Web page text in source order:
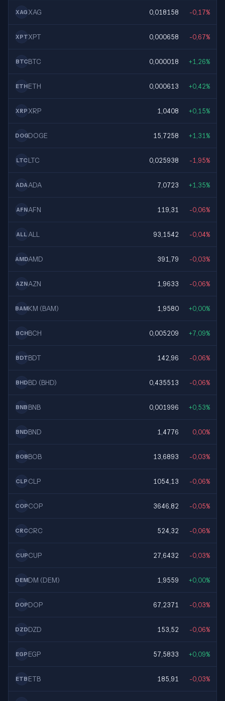
XAG XAG 0,018158 -0,17%
XPTXPT 0,000658 -0,67%
BTCBTC 0,000018 +1,26%
ETHETH 0,000613 +0,42%
XRP XRP 1,0408 +0,15%
DOGDOGE 15,7258 +1,31%
LTC LTC 0,025938 -1,95%
ADA ADA 7,0723 +1,35%
AFNAFN 119,31 -0,06%
ALL ALL 93,1542 -0,04%
AMDAMD 391,79 -0,03%
AZNAZN 1,9633 -0,06%
BAMKM (BAM) 1,9580 +0,00%
BCHBCH 0,005209 +7,09%
BDTBDT 142,96 -0,06%
BHDBD (BHD) 0,435513 -0,06%
BNB BNB 0,001996 +0,53%
BNDBND 1,4776 0,00%
BOBBOB 13,6893 -0,03%
CLP CLP 1054,13 -0,06%
COPCOP 3646,82 -0,05%
CRCCRC 524,32 -0,06%
CUPCUP 27,6432 -0,03%
DEMDM (DEM) 1,9559 +0,00%
DOPDOP 67,2371 -0,03%
DZDDZD 153,52 -0,06%
EGP EGP 57,5833 +0,09%
ETB ETB 185,91 -0,03%